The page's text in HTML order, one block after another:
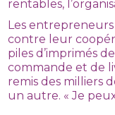
rentables,
Les
contre leur
piles d’imprimés
commande et de
remis des milliers
un autre. « Je